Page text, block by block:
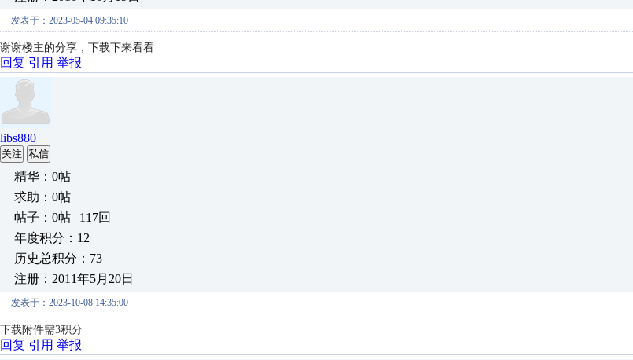
发表于：2023-05-04 09:35:10
谢谢楼主的分享，下载下来看看
回复 引用 举报
libs880
关注 私信
精华：0帖
求助：0帖
帖子：0帖 | 117回
年度积分：12
历史总积分：73
注册：2011年5月20日
发表于：2023-10-08 14:35:00
下载附件需3积分
回复 引用 举报